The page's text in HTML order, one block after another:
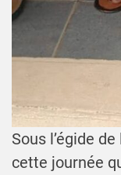
Sous l’égide
cette journée